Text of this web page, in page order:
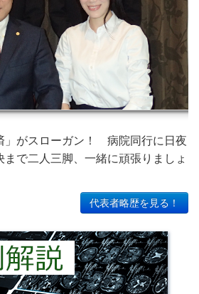
」がスローガン！ 病院同行に日夜
で二人三脚、一緒に頑張りましょ
代表者略歴を見る！